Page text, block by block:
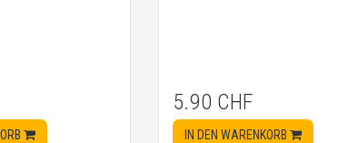
5.90 CHF
IN DEN WARENKORB